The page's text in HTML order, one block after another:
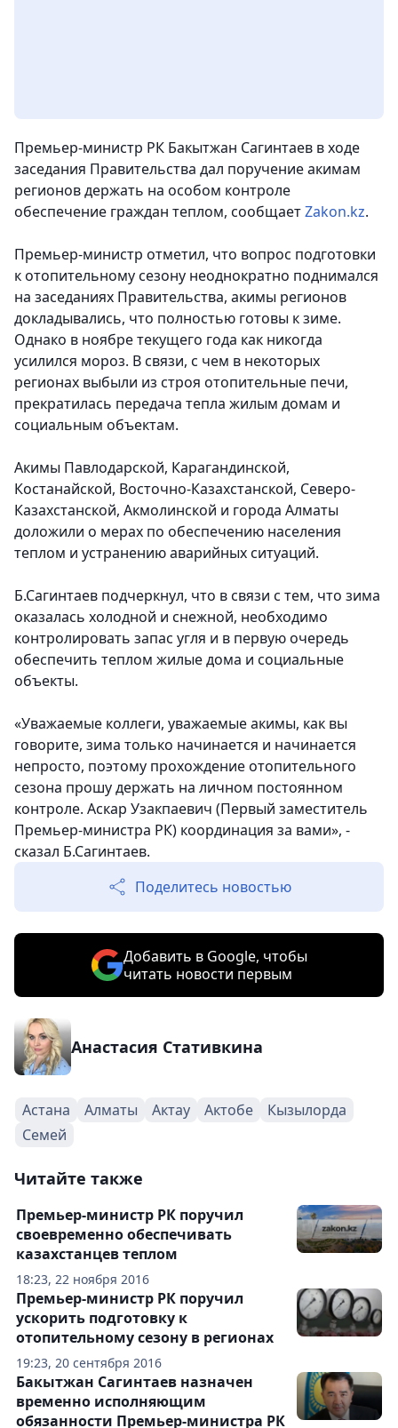
Премьер-министр РК Бакытжан Сагинтаев в ходе
заседания Правительства дал поручение акимам
регионов держать на особом контроле
обеспечение граждан теплом, сообщаетZakon.kz.
Премьер-министр отметил, что вопрос подготовки
к отопительному сезону неоднократно поднимался
на заседаниях Правительства, акимы регионов
докладывались, что полностью готовы к зиме.
Однако в ноябре текущего года как никогда
усилился мороз. В связи, с чем в некоторых
регионах выбыли из строя отопительные печи,
прекратилась передача тепла жилым домам и
социальным объектам.
Акимы Павлодарской, Карагандинской,
Костанайской, Восточно-Казахстанской, Северо-
Казахстанской, Акмолинской и города Алматы
доложили о мерах по обеспечению населения
теплом и устранению аварийных ситуаций.
Б.Сагинтаев подчеркнул, что в связи с тем, что зима
оказалась холодной и снежной, необходимо
контролировать запас угля и в первую очередь
обеспечить теплом жилые дома и социальные
объекты.
«Уважаемые коллеги, уважаемые акимы, как вы
говорите, зима только начинается и начинается
непросто, поэтому прохождение отопительного
сезона прошу держать на личном постоянном
контроле. Аскар Узакпаевич (Первый заместитель
Премьер-министра РК) координация за вами», -
сказал Б.Сагинтаев.
Поделитесь новостью
Добавить в Google, чтобы
читать новости первым
Анастасия Стативкина
Астана Алматы Актау Актобе
Кызылорда
Семей
Читайте также
18:23, 22 ноября 2016
Премьер-министр РК поручил
своевременно обеспечивать
казахстанцев теплом
19:23, 20 сентября 2016
Премьер-министр РК поручил
ускорить подготовку к
отопительному сезону в регионах
Бакытжан Сагинтаев назначен
временно исполняющим
обязанности Премьер-министра РК